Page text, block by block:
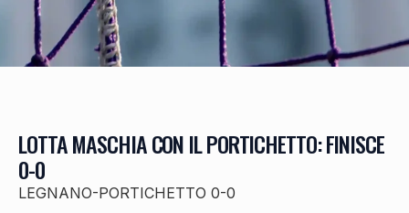
LOTTA MASCHIA CON IL PORTICHETTO: FINISCE
0-0
LEGNANO-PORTICHETTO 0-0